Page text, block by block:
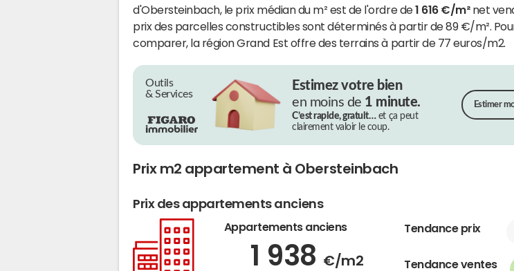
d'Obersteinbach, le prix médian du m² est de l'ordre de1 616 €/m²net
prix des parcelles constructibles sont déterminés à partir de 89 €/m².
comparer, la région Grand Est offre des terrains à partir de 77 euros/m2.
Outils
& Services
Estimez votre bien
en moins de 1 minute.
C’est rapide, gratuit…et ça peut
clairement valoir le coup.
Estimer
Prix m2 appartement à Obersteinbach
Prix des appartements anciens
Appartements anciens
1 938 €/m2
Tendance prix
Tendance ventes